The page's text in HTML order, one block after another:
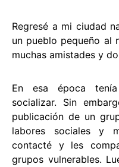
Regresé a mi ciudad
un pueblo pequeño al
muchas amistades y
En esa época
socializar. Sin
publicación de un
labores sociales y
contacté y les
grupos vulnerables.